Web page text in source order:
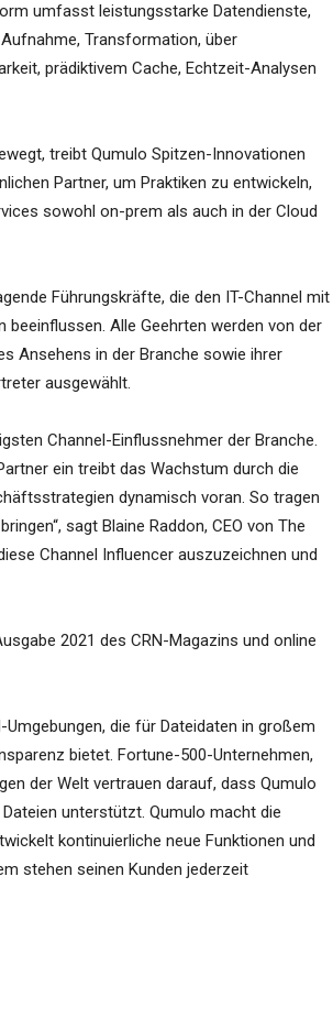
umfasst leistungsstarke Datendienste,
Transformation, über
prädiktivem Cache, Echtzeit-Analysen
treibt Qumulo Spitzen-Innovationen
Partner, um Praktiken zu entwickeln,
sowohl on-prem als auch in der Cloud
Führungskräfte, die den IT-Channel mit
Alle Geehrten werden von der
Ansehens in der Branche sowie ihrer
ausgewählt.
Channel-Einflussnehmer der Branche.
ein treibt das Wachstum durch die
dynamisch voran. So tragen
sagt Blaine Raddon, CEO von The
Channel Influencer auszuzeichnen und
2021 des CRN-Magazins und online
die für Dateidaten in großem
bietet. Fortune-500-Unternehmen,
der Welt vertrauen darauf, dass Qumulo
unterstützt. Qumulo macht die
kontinuierliche neue Funktionen und
stehen seinen Kunden jederzeit